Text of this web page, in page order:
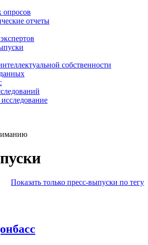
опросов
отчеты
собственности
исследование
Показать только пресс-выпуски по тегу